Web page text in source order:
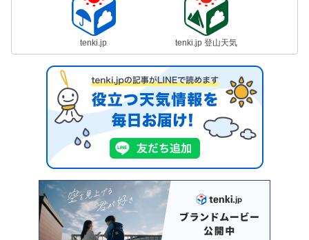
tenki.jp tenki.jp 登山天気